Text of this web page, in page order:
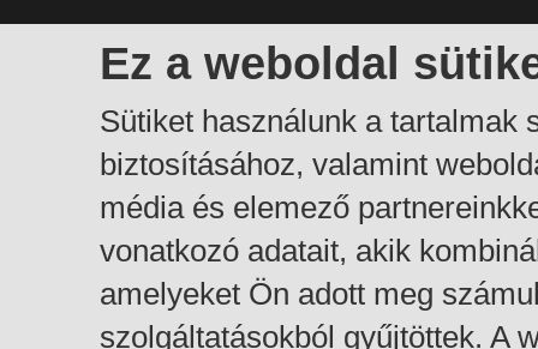
Ez a weboldal
Sütiket használunk a tartalmak
biztosításához, valamint
média és elemező
vonatkozó adatait, akik
amelyeket Ön adott meg
szolgáltatásokból gyűjtöttek. A